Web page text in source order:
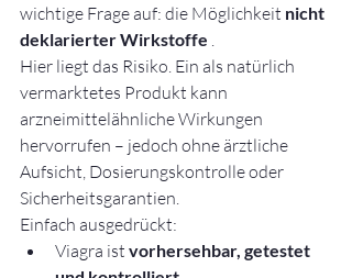
wichtige Frage auf: die Möglichkeit nicht
deklarierter Wirkstoffe .
Hier liegt das Risiko. Ein als natürlich
vermarktetes Produkt kann
arzneimittelähnliche Wirkungen
hervorrufen – jedoch ohne ärztliche
Aufsicht, Dosierungskontrolle oder
Sicherheitsgarantien.
Einfach ausgedrückt:
Viagra ist vorhersehbar, getestet